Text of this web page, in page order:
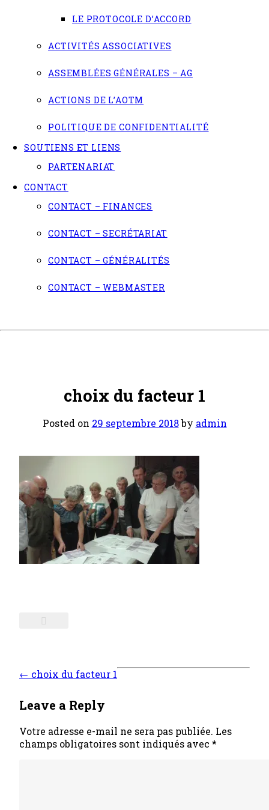
LE PROTOCOLE D’ACCORD
ACTIVITÉS ASSOCIATIVES
ASSEMBLÉES GÉNÉRALES – AG
ACTIONS DE L’AOTM
POLITIQUE DE CONFIDENTIALITÉ
SOUTIENS ET LIENS
PARTENARIAT
CONTACT
CONTACT – FINANCES
CONTACT – SECRÉTARIAT
CONTACT – GÉNÉRALITÉS
CONTACT – WEBMASTER
choix du facteur 1
Posted on 29 septembre 2018by admin
Post
← choix du facteur 1
Leave a Reply
Votre adresse e-mail ne sera pas publiée. Les
champs obligatoires sont indiqués avec *